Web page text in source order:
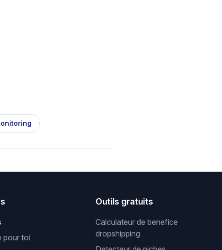
pour toi
Outils gratuits
Calculateur de benefice
dropshipping